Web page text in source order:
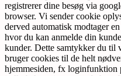
registrerer dine besøg via
browser. Vi sender cookie
derved automatisk modtager
hvor du kan anmelde din
kunder. Dette samtykker du til
bruger cookies til de helt
hjemmesiden, fx loginfunktion